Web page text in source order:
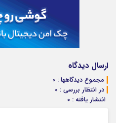
ارسال دیدگاه
مجموع دیدگاهها : 0
در انتظار بررسی : 0
انتشار یافته : ۰